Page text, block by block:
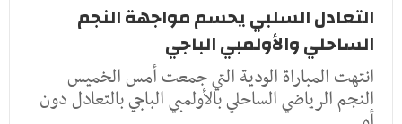
التعادل السلبي يحسم مواجهة النجم
الساحلي والأولمبي الباجي
انتهت المباراة الودية التي جمعت أمس الخميس
النجم الرياضي الساحلي بالأولمبي الباجي بالتعادل دون